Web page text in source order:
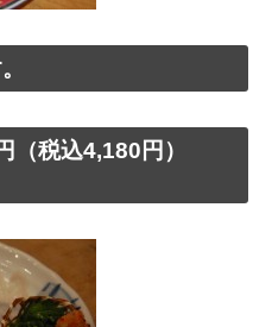
税込4,180円）